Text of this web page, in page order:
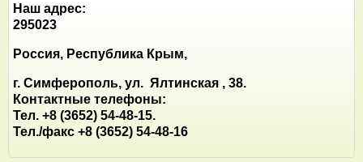
Наш адрес:
295023
Россия, Республика Крым,
г. Симферополь, ул. Ялтинская , 38.
Контактные телефоны:
Тел. +8 (3652) 54-48-15.
Тел./факс +8 (3652) 54-48-16